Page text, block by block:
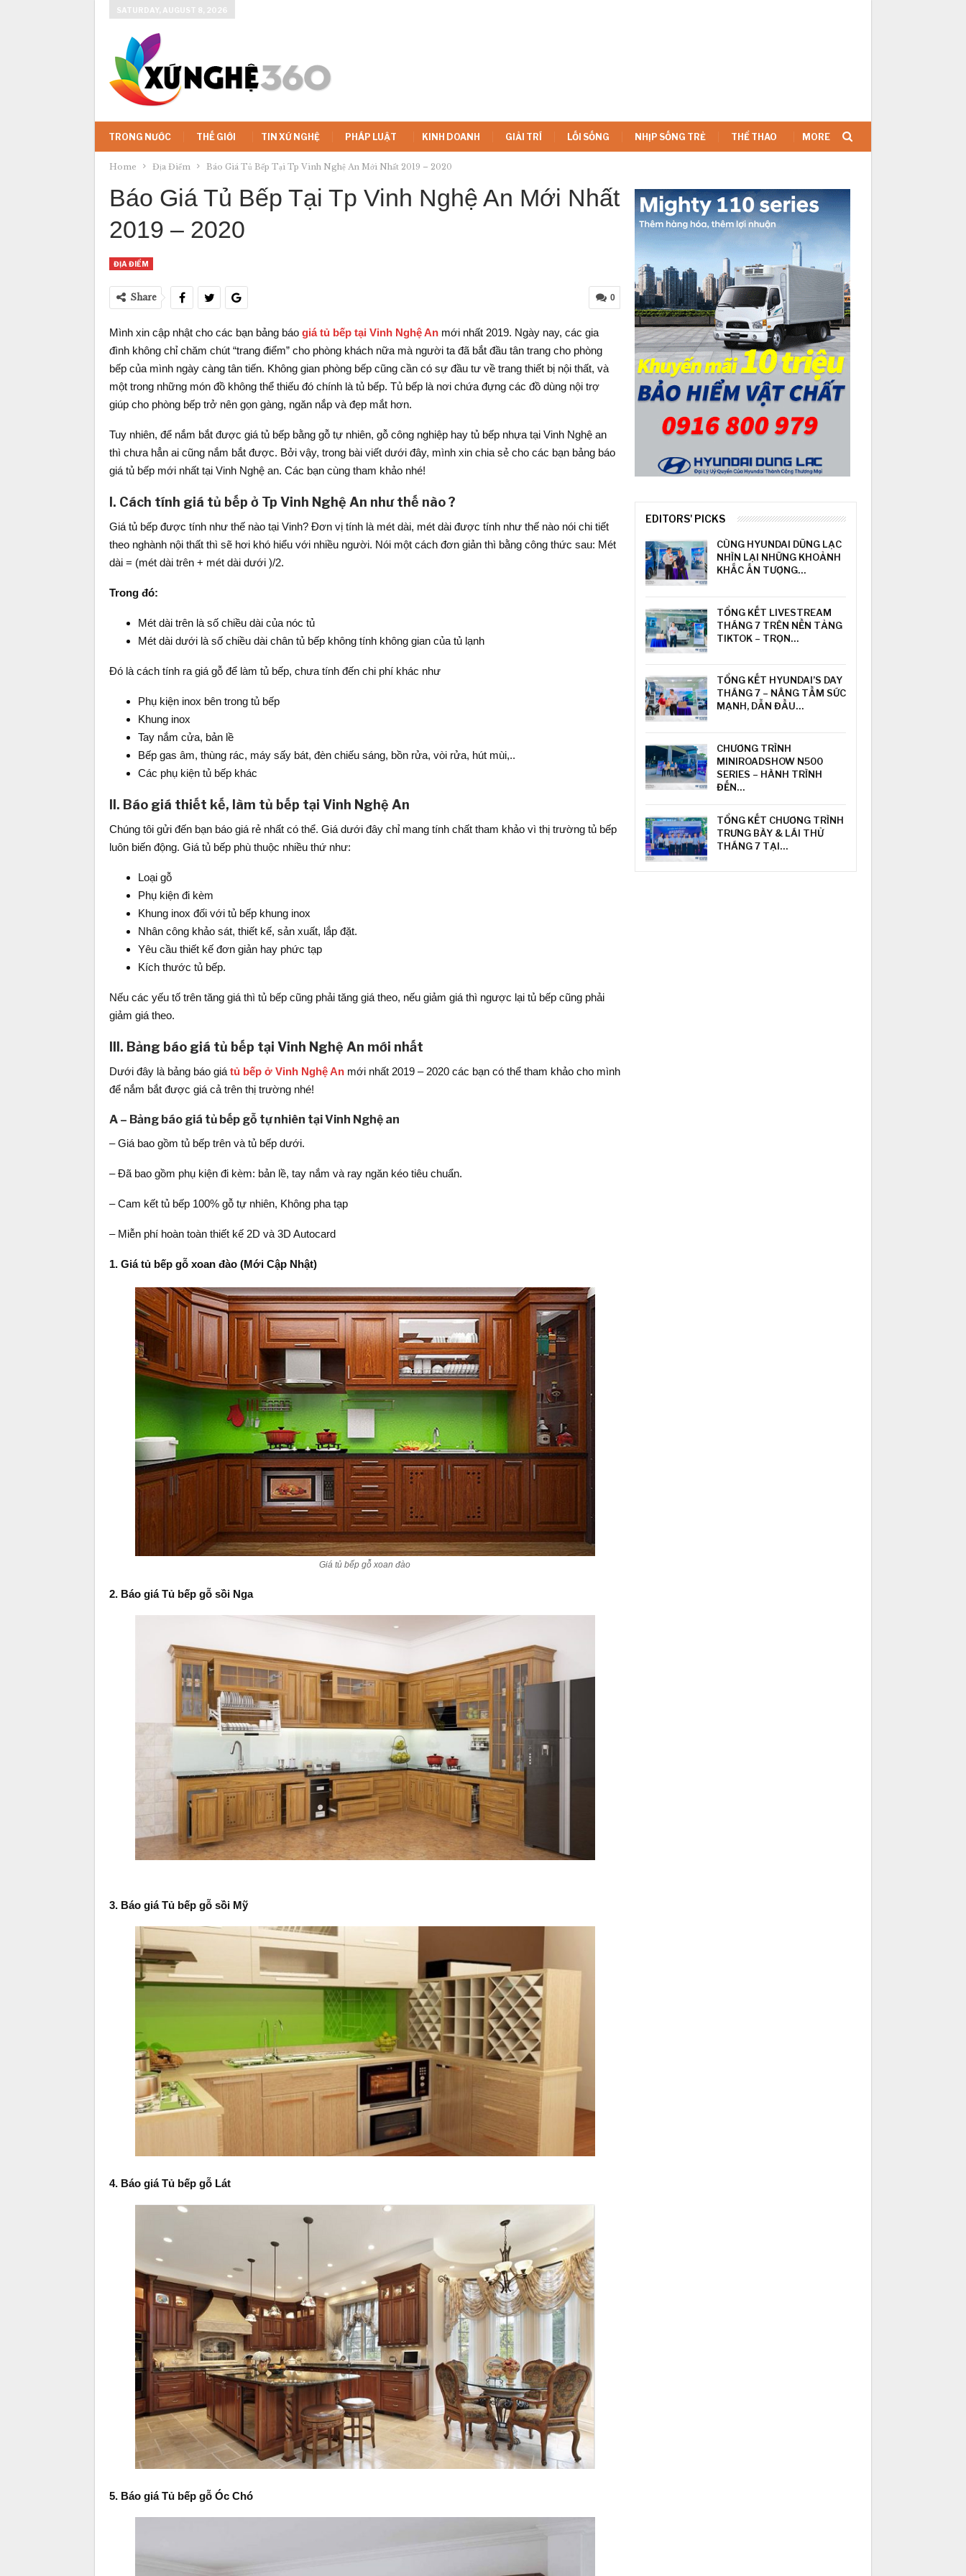
SATURDAY, AUGUST 8, 2026
TRONG NƯỚC THẾ GIỚI TIN XỨ NGHỆ PHÁP LUẬT KINH DOANH GIẢI TRÍ LỐI SỐNG NHỊP SỐNG TRẺ THỂ THAO MORE
Home Địa Điểm Báo Giá Tủ Bếp Tại Tp Vinh Nghệ An Mới Nhất 2019 – 2020
Báo Giá Tủ Bếp Tại Tp Vinh Nghệ An Mới Nhất
2019 – 2020
ĐỊA ĐIỂM
0
Share
Mình xin cập nhật cho các bạn bảng báo giá tủ bếp tại Vinh Nghệ An mới nhất 2019. Ngày nay, các gia
đình không chỉ chăm chút “trang điểm” cho phòng khách nữa mà người ta đã bắt đầu tân trang cho phòng
bếp của mình ngày càng tân tiến. Không gian phòng bếp cũng cần có sự đầu tư về trang thiết bị nội thất, và
một trong những món đồ không thể thiếu đó chính là tủ bếp. Tủ bếp là nơi chứa đựng các đồ dùng nội trợ
giúp cho phòng bếp trở nên gọn gàng, ngăn nắp và đẹp mắt hơn.
Tuy nhiên, để nắm bắt được giá tủ bếp bằng gỗ tự nhiên, gỗ công nghiệp hay tủ bếp nhựa tại Vinh Nghệ an
thì chưa hẳn ai cũng nắm bắt được. Bởi vậy, trong bài viết dưới đây, mình xin chia sẻ cho các bạn bảng báo
giá tủ bếp mới nhất tại Vinh Nghệ an. Các bạn cùng tham khảo nhé!
I. Cách tính giá tủ bếp ở Tp Vinh Nghệ An như thế nào ?
Giá tủ bếp được tính như thế nào tại Vinh? Đơn vị tính là mét dài, mét dài được tính như thế nào nói chi tiết
theo nghành nội thất thì sẽ hơi khó hiểu với nhiều người. Nói một cách đơn giản thì bằng công thức sau: Mét
dài = (mét dài trên + mét dài dưới )/2.
Trong đó:
Mét dài trên là số chiều dài của nóc tủ
Mét dài dưới là số chiều dài chân tủ bếp không tính không gian của tủ lạnh
Đó là cách tính ra giá gỗ để làm tủ bếp, chưa tính đến chi phí khác như
Phụ kiện inox bên trong tủ bếp
Khung inox
Tay nắm cửa, bản lề
Bếp gas âm, thùng rác, máy sấy bát, đèn chiếu sáng, bồn rửa, vòi rửa, hút mùi,..
Các phụ kiện tủ bếp khác
II. Báo giá thiết kế, làm tủ bếp tại Vinh Nghệ An
Chúng tôi gửi đến bạn báo giá rẻ nhất có thể. Giá dưới đây chỉ mang tính chất tham khảo vì thị trường tủ bếp
luôn biến động. Giá tủ bếp phù thuộc nhiều thứ như:
Loại gỗ
Phụ kiện đi kèm
Khung inox đối với tủ bếp khung inox
Nhân công khảo sát, thiết kế, sản xuất, lắp đặt.
Yêu cầu thiết kế đơn giản hay phức tạp
Kích thước tủ bếp.
Nếu các yếu tố trên tăng giá thì tủ bếp cũng phải tăng giá theo, nếu giảm giá thì ngược lại tủ bếp cũng phải
giảm giá theo.
III. Bảng báo giá tủ bếp tại Vinh Nghệ An mới nhất
Dưới đây là bảng báo giá tủ bếp ở Vinh Nghệ An mới nhất 2019 – 2020 các bạn có thể tham khảo cho mình
để nắm bắt được giá cả trên thị trường nhé!
A – Bảng báo giá tủ bếp gỗ tự nhiên tại Vinh Nghệ an
– Giá bao gồm tủ bếp trên và tủ bếp dưới.
– Đã bao gồm phụ kiện đi kèm: bản lề, tay nắm và ray ngăn kéo tiêu chuẩn.
– Cam kết tủ bếp 100% gỗ tự nhiên, Không pha tạp
– Miễn phí hoàn toàn thiết kế 2D và 3D Autocard
1. Giá tủ bếp gỗ xoan đào (Mới Cập Nhật)
Giá tủ bếp gỗ xoan đào
2. Báo giá Tủ bếp gỗ sồi Nga
3. Báo giá Tủ bếp gỗ sồi Mỹ
4. Báo giá Tủ bếp gỗ Lát
5. Báo giá Tủ bếp gỗ Óc Chó
EDITORS' PICKS
CÙNG HYUNDAI DŨNG LẠC
NHÌN LẠI NHỮNG KHOẢNH
KHẮC ẤN TƯỢNG…
TỔNG KẾT LIVESTREAM
THÁNG 7 TRÊN NỀN TẢNG
TIKTOK – TRỌN…
TỔNG KẾT HYUNDAI’S DAY
THÁNG 7 – NÂNG TẦM SỨC
MẠNH, DẪN ĐẦU…
CHƯƠNG TRÌNH
MINIROADSHOW N500
SERIES – HÀNH TRÌNH
ĐẾN…
TỔNG KẾT CHƯƠNG TRÌNH
TRƯNG BÀY & LÁI THỬ
THÁNG 7 TẠI…